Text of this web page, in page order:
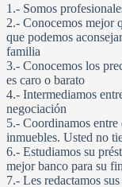
1.- Somos
2.- Conocemos mejor
que podemos
familia
3.- Conocemos los
es caro o barato
4.- Intermediamos
negociación
5.- Coordinamos
inmuebles. Usted no
6.- Estudiamos su
mejor banco para su
7.- Les redactamos